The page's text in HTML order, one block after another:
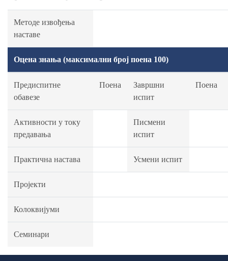
Методе извођења
наставе
Оцена знања (максимални број поена 100)
Предиспитне
обавезе
Поена
Завршни
испит
Поена
Активности у току
предавања
Писмени
испит
Практична настава Усмени испит
Пројекти
Колоквијуми
Семинари